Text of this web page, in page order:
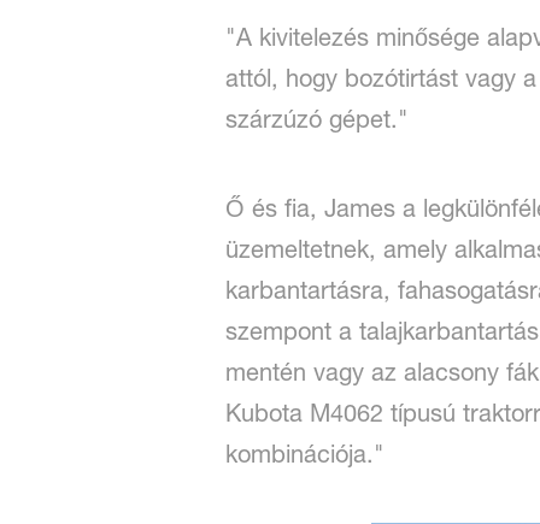
"A kivitelezés minősége
attól, hogy bozótirtást vagy
szárzúzó gépet."
Ő és fia, James a
üzemeltetnek, amely
karbantartásra,
szempont a
mentén vagy az alacsony
Kubota M4062 típusú
kombinációja."